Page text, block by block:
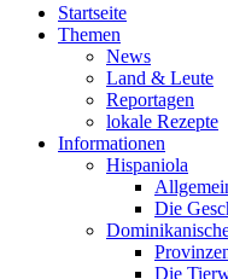
Startseite
Themen
News
Land & Leute
Reportagen
lokale Rezepte
Informationen
Hispaniola
Die
Die